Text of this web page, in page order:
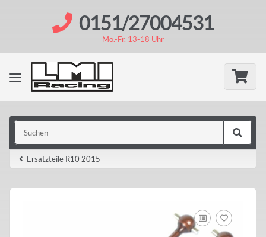
0151/27004531
Mo.-Fr. 13-18 Uhr
Ersatzteile R10 2015